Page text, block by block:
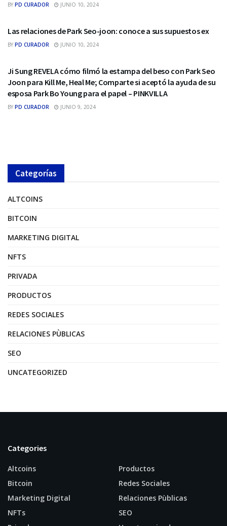
BY PD CURADOR JUNIO 10, 2024
Las relaciones de Park Seo-joon: conoce a sus supuestos ex
BY PD CURADOR JUNIO 10, 2024
Ji Sung REVELA cómo filmó la estampa del beso con Park Seo
Joon para Kill Me, Heal Me; Comparte si aceptó la ayuda de su
esposa Park Bo Young para el papel – PINKVILLA
BY PD CURADOR JUNIO 9, 2024
Categorías
ALTCOINS
BITCOIN
MARKETING DIGITAL
NFTS
PRIVADA
PRODUCTOS
REDES SOCIALES
RELACIONES PÙBLICAS
SEO
UNCATEGORIZED
Categories
Altcoins
Bitcoin
Marketing Digital
NFTs
Productos
Redes Sociales
Relaciones Pùblicas
SEO